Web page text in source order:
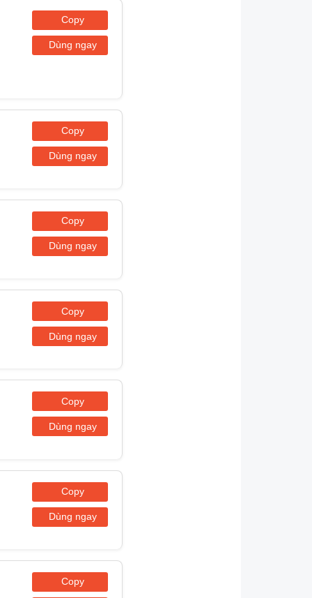
Copy
Dùng ngay
Copy
Dùng ngay
Copy
Dùng ngay
Copy
Dùng ngay
Copy
Dùng ngay
Copy
Dùng ngay
Copy